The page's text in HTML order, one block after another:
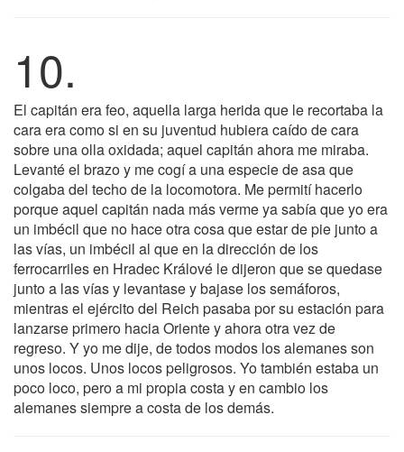
10.
El capitán era feo, aquella larga herida que le recortaba la
cara era como si en su juventud hubiera caído de cara
sobre una olla oxidada; aquel capitán ahora me miraba.
Levanté el brazo y me cogí a una especie de asa que
colgaba del techo de la locomotora. Me permití hacerlo
porque aquel capitán nada más verme ya sabía que yo era
un imbécil que no hace otra cosa que estar de pie junto a
las vías, un imbécil al que en la dirección de los
ferrocarriles en Hradec Králové le dijeron que se quedase
junto a las vías y levantase y bajase los semáforos,
mientras el ejército del Reich pasaba por su estación para
lanzarse primero hacia Oriente y ahora otra vez de
regreso. Y yo me dije, de todos modos los alemanes son
unos locos. Unos locos peligrosos. Yo también estaba un
poco loco, pero a mi propia costa y en cambio los
alemanes siempre a costa de los demás.